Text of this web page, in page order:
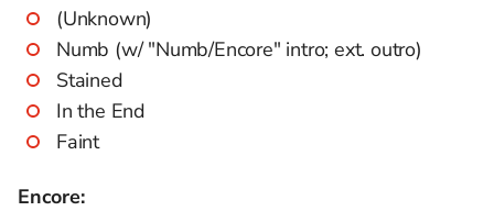
(Unknown)
Numb (w/ "Numb/Encore" intro; ext. outro)
Stained
In the End
Faint
Encore: